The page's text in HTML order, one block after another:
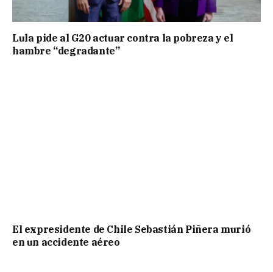
Lula pide al G20 actuar contra la pobreza y el
hambre “degradante”
El expresidente de Chile Sebastián Piñera murió
en un accidente aéreo